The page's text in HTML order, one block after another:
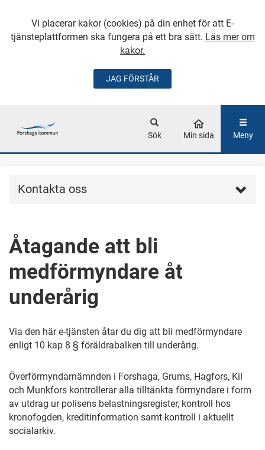
Vi placerar kakor (cookies) på din enhet för att E-
tjänsteplattformen ska fungera på ett bra sätt. Läs mer om
kakor.
JAG FÖRSTÅR
GÅ DIREKT TILL
Sök Min sida Meny
Kontakta oss
Åtagande att bli
medförmyndare åt
underårig
Via den här e-tjänsten åtar du dig att bli medförmyndare
enligt 10 kap 8 § föräldrabalken till underårig.
Överförmyndarnämnden i Forshaga, Grums, Hagfors, Kil
och Munkfors kontrollerar alla tilltänkta förmyndare i form
av utdrag ur polisens belastningsregister, kontroll hos
kronofogden, kreditinformation samt kontroll i aktuellt
socialarkiv.